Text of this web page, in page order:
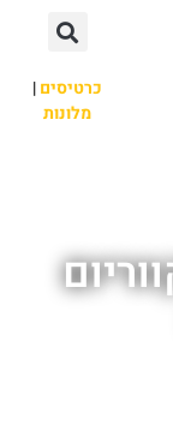
כרטיסים|
מלונות